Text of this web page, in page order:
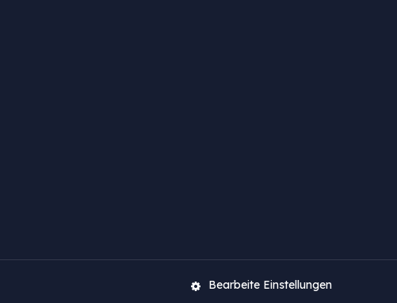
Bearbeite Einstellungen